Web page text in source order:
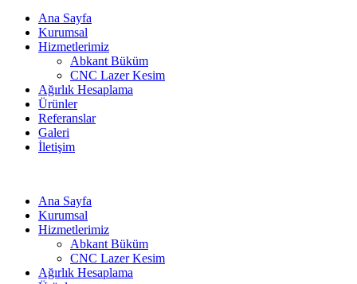
Ana Sayfa
Kurumsal
Hizmetlerimiz
Abkant Büküm
CNC Lazer Kesim
Ağırlık Hesaplama
Ürünler
Referanslar
Galeri
İletişim
Ana Sayfa
Kurumsal
Hizmetlerimiz
Abkant Büküm
CNC Lazer Kesim
Ağırlık Hesaplama